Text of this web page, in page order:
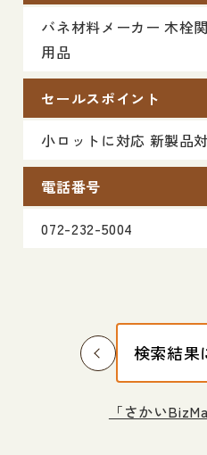
バネ材料メーカー 木栓
用品
セールスポイント
小ロットに対応 新製品
電話番号
072-232-5004
検索結果
「さかい